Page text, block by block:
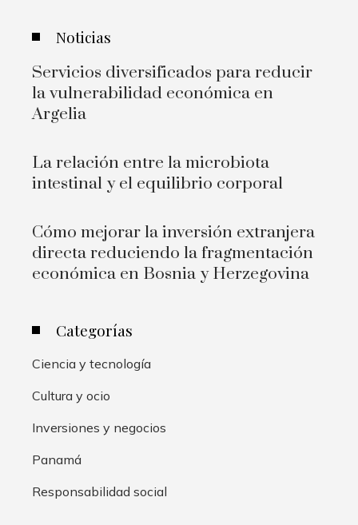
Noticias
Servicios diversificados para reducir
la vulnerabilidad económica en
Argelia
La relación entre la microbiota
intestinal y el equilibrio corporal
Cómo mejorar la inversión extranjera
directa reduciendo la fragmentación
económica en Bosnia y Herzegovina
Categorías
Ciencia y tecnología
Cultura y ocio
Inversiones y negocios
Panamá
Responsabilidad social